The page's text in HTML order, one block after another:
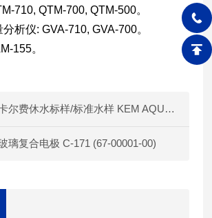
710, QTM-700, QTM-500。
析仪: GVA-710, GVA-700。
155。
卡尔费休水标样/标准水样 KEM AQUA系列
璃复合电极 C-171 (67-00001-00)